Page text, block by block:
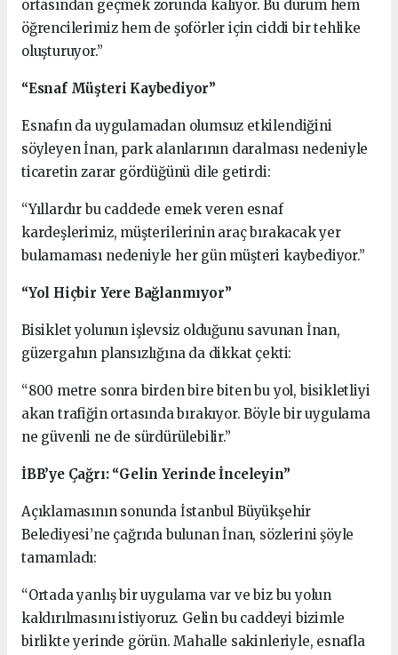
ortasından geçmek zorunda kalıyor. Bu durum hem
öğrencilerimiz hem de şoförler için ciddi bir tehlike
oluşturuyor.”
“Esnaf Müşteri Kaybediyor”
Esnafın da uygulamadan olumsuz etkilendiğini
söyleyen İnan, park alanlarının daralması nedeniyle
ticaretin zarar gördüğünü dile getirdi:
“Yıllardır bu caddede emek veren esnaf
kardeşlerimiz, müşterilerinin araç bırakacak yer
bulamaması nedeniyle her gün müşteri kaybediyor.”
“Yol Hiçbir Yere Bağlanmıyor”
Bisiklet yolunun işlevsiz olduğunu savunan İnan,
güzergahın plansızlığına da dikkat çekti:
“800 metre sonra birden bire biten bu yol, bisikletliyi
akan trafiğin ortasında bırakıyor. Böyle bir uygulama
ne güvenli ne de sürdürülebilir.”
İBB’ye Çağrı: “Gelin Yerinde İnceleyin”
Açıklamasının sonunda İstanbul Büyükşehir
Belediyesi’ne çağrıda bulunan İnan, sözlerini şöyle
tamamladı:
“Ortada yanlış bir uygulama var ve biz bu yolun
kaldırılmasını istiyoruz. Gelin bu caddeyi bizimle
birlikte yerinde görün. Mahalle sakinleriyle, esnafla